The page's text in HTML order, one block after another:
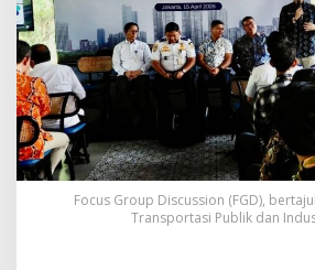
s
p
o
r
s
i
B
e
r
t
Focus Group Discussion (FGD),
Transportasi Publik dan